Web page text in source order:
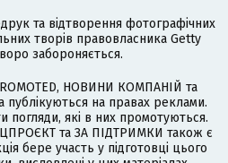
та відтворення фотографічних
творів правовласника Getty
забороняється.
НОВИНИ КОМПАНІЙ та
на правах реклами.
погляди, які в них промотуються.
та ЗА ПІДТРИМКИ також є
бере участь у підготовці цього